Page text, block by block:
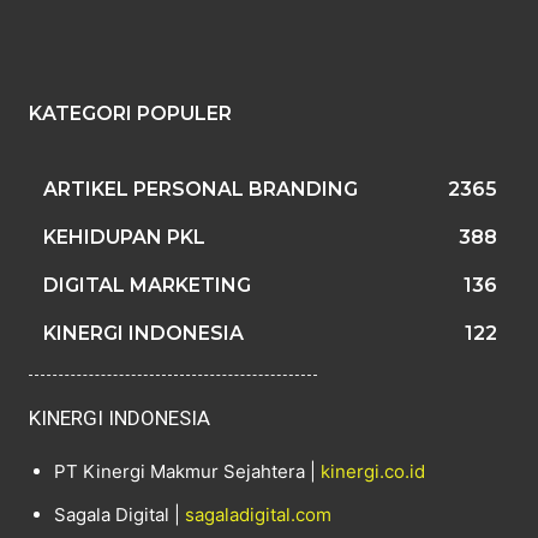
KATEGORI POPULER
ARTIKEL PERSONAL BRANDING 2365
KEHIDUPAN PKL 388
DIGITAL MARKETING 136
KINERGI INDONESIA 122
KINERGI INDONESIA
PT Kinergi Makmur Sejahtera | kinergi.co.id
Sagala Digital | sagaladigital.com